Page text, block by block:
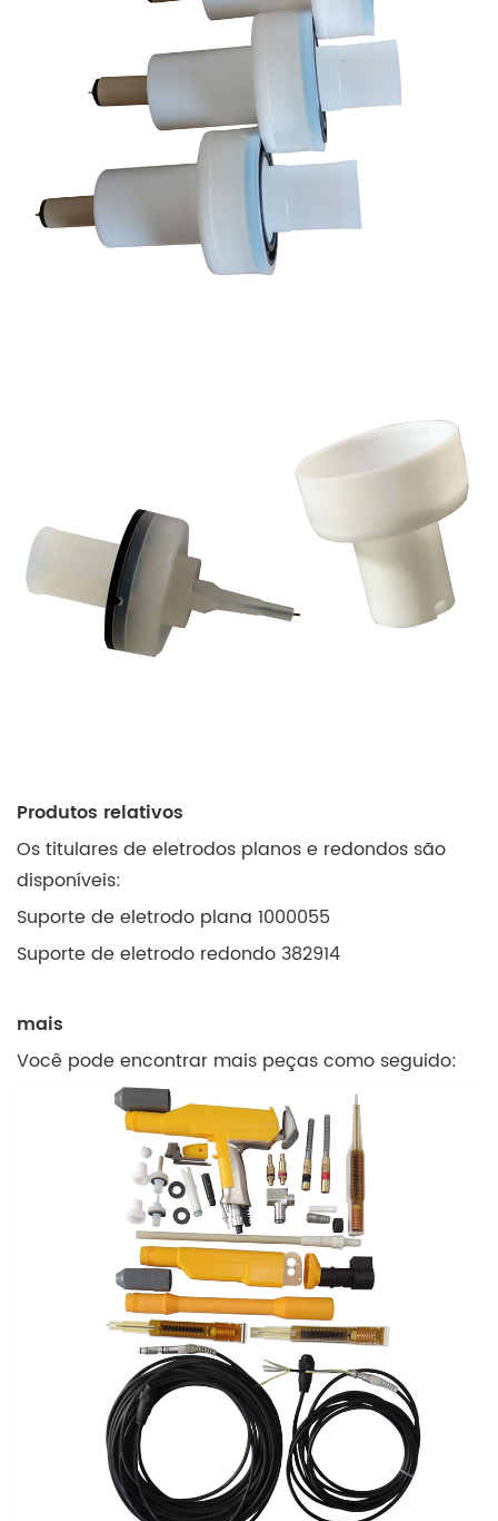
Produtos relativos
Os titulares de eletrodos planos e redondos são
disponíveis:
Suporte de eletrodo plana 1000055
Suporte de eletrodo redondo 382914
mais
Você pode encontrar mais peças como seguido: